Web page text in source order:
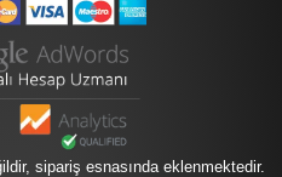
sipariş esnasında eklenmektedir.